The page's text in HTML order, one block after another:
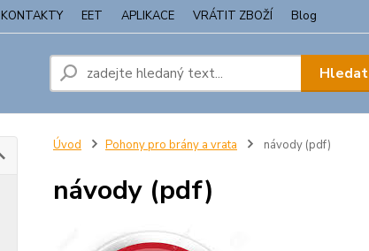
KONTAKTY EET APLIKACE VRÁTIT ZBOŽÍ Blog
Hledat
Úvod Pohony pro brány a vrata návody (pdf)
návody (pdf)